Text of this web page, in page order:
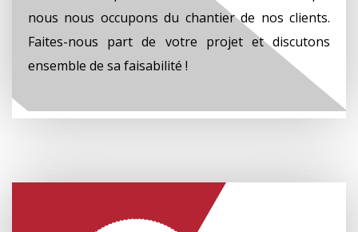
nous nous occupons du chantier de nos clients.
Faites-nous part de votre projet et discutons
ensemble de sa faisabilité !